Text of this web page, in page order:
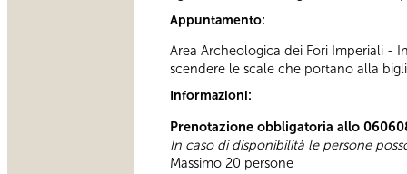
Appuntamento:
Area Archeologica dei Fori Imperiali -
scendere le scale che portano alla
Informazioni:
Prenotazione obbligatoria allo
In caso di disponibilità le persone
Massimo 20 persone